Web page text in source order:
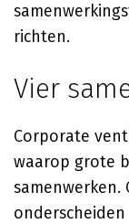
richten.
Vier
Corporate
waarop grote
samenwerken.